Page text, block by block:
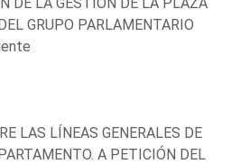
GRUPO PARLAMENTARIO
LAS LÍNEAS GENERALES DE
A PETICIÓN DEL